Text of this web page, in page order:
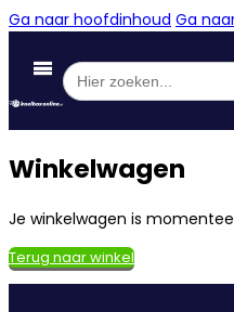
Ga naar hoofdinhoud Ga
Zoek
naar:
Winkelwagen
Je winkelwagen is
Terug naar winkel